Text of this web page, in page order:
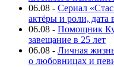
06.08 - Сериал
актёры и роли, дата
06.08 - Помощник
завещание в 25 лет
06.08 - Личная
о любовницах и